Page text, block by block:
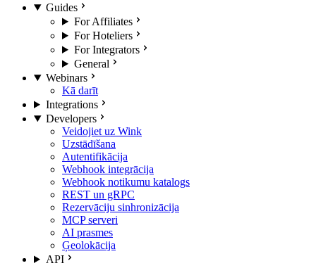
Guides
For Affiliates
For Hoteliers
For Integrators
General
Webinars
Kā darīt
Integrations
Developers
Veidojiet uz Wink
Uzstādīšana
Autentifikācija
Webhook integrācija
Webhook notikumu katalogs
REST un gRPC
Rezervāciju sinhronizācija
MCP serveri
AI prasmes
Ģeolokācija
API